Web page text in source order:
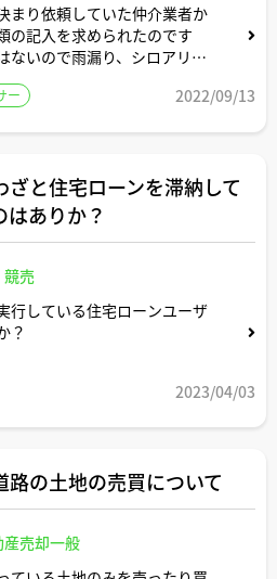
まり依頼していた仲介業者か
の記入を求められたのです
ないので雨漏り、シロアリ被
主さんに後から責任追及され
ので、記入を断ってしまっ
ー 2022/09/13
と住宅ローンを滞納して
ありか？
売
行している住宅ローンユーザ
？
2023/04/03
の土地の売買について
売却一般